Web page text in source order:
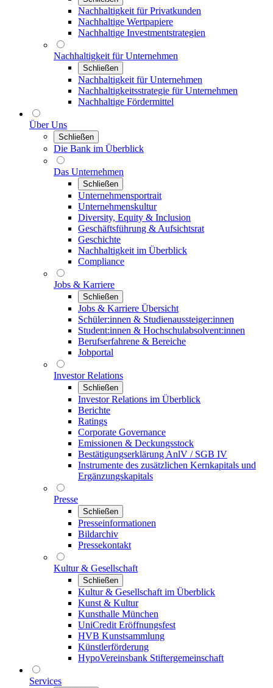
Nachhaltigkeit für Privatkunden
Nachhaltige Wertpapiere
Nachhaltige Investmentstrategien
Nachhaltigkeit für Unternehmen
Schließen
Nachhaltigkeit für Unternehmen
Nachhaltigkeitsstrategie für Unternehmen
Nachhaltige Fördermittel
Über Uns
Schließen
Die Bank im Überblick
Das Unternehmen
Schließen
Unternehmensportrait
Unternehmenskultur
Diversity, Equity & Inclusion
Geschäftsführung & Aufsichtsrat
Geschichte
Nachhaltigkeit im Überblick
Compliance
Jobs & Karriere
Schließen
Jobs & Karriere Übersicht
Schüler:innen & Studienaussteiger:innen
Student:innen & Hochschulabsolvent:innen
Berufserfahrene & Bereiche
Jobportal
Investor Relations
Schließen
Investor Relations im Überblick
Berichte
Ratings
Corporate Governance
Emissionen & Deckungsstock
Bestätigungserklärung AnlV / SGB IV
Instrumente des zusätzlichen Kernkapitals und
Ergänzungskapitals
Presse
Schließen
Presseinformationen
Bildarchiv
Pressekontakt
Kultur & Gesellschaft
Schließen
Kultur & Gesellschaft im Überblick
Kunst & Kultur
Kunsthalle München
UniCredit Eröffnungsfest
HVB Kunstsammlung
Künstlerförderung
HypoVereinsbank Stiftergemeinschaft
Services